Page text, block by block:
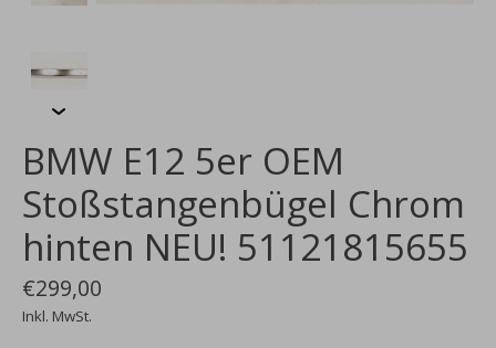
BMW E12 5er OEM
Stoßstangenbügel Chrom
hinten NEU! 51121815655
€299,00
Inkl. MwSt.